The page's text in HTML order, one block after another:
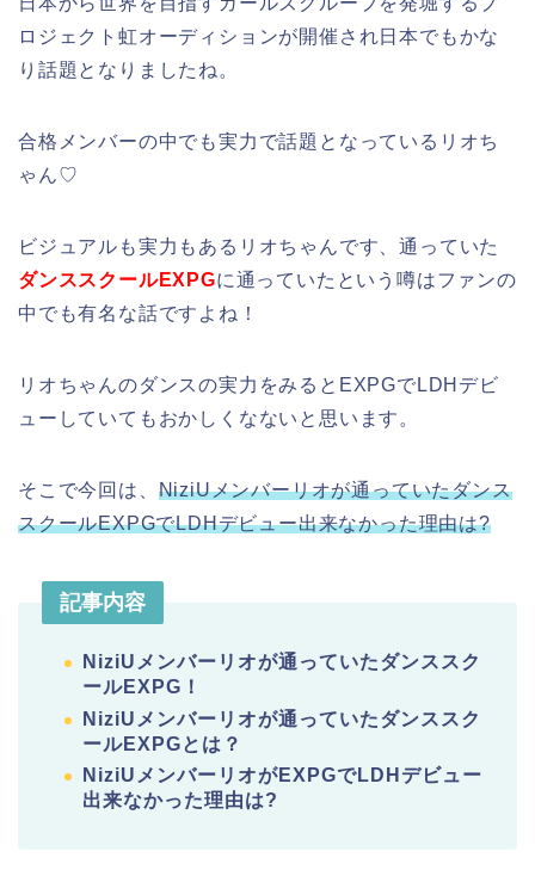
ロジェクト虹オーディションが開催され日本でもかな
り話題となりましたね。
合格メンバーの中でも実力で話題となっているリオち
ゃん♡
ビジュアルも実力もあるリオちゃんです、通っていた
ダンススクールEXPGに通っていたという噂はファンの
中でも有名な話ですよね！
リオちゃんのダンスの実力をみるとEXPGでLDHデビ
ューしていてもおかしくなないと思います。
そこで今回は、 NiziUメンバーリオが通っていたダンス
スクールEXPGでLDHデビュー出来なかった理由は?
記事内容
NiziUメンバーリオが通っていたダンススク
ールEXPG！
NiziUメンバーリオが通っていたダンススク
ールEXPGとは？
NiziUメンバーリオがEXPGでLDHデビュー
出来なかった理由は?